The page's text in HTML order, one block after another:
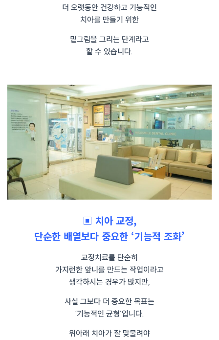
더 오랫동안 건강하고 기능적인
치아를 만들기 위한
밑그림을 그리는 단계라고
할 수 있습니다.
▣ 치아 교정,
단순한 배열보다 중요한 ‘기능적 조화’
교정치료를 단순히
가지런한 앞니를 만드는 작업이라고
생각하시는 경우가 많지만,
사실 그보다 더 중요한 목표는
‘기능적인 균형’입니다.
위아래 치아가 잘 맞물려야